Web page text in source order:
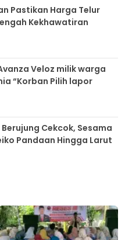
Pastikan Harga Telur
Kekhawatiran
Veloz milik warga
“Korban Pilih lapor
Cekcok, Sesama
Pandaan Hingga Larut